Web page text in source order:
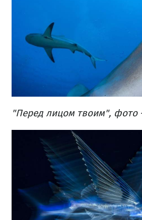
"Перед лицом твоим", фото